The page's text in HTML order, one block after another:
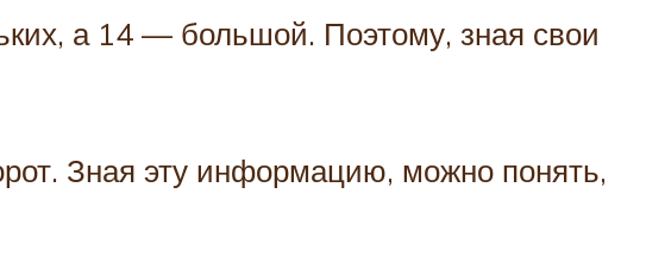
а 14 — большой. Поэтому, зная свои
Зная эту информацию, можно понять,